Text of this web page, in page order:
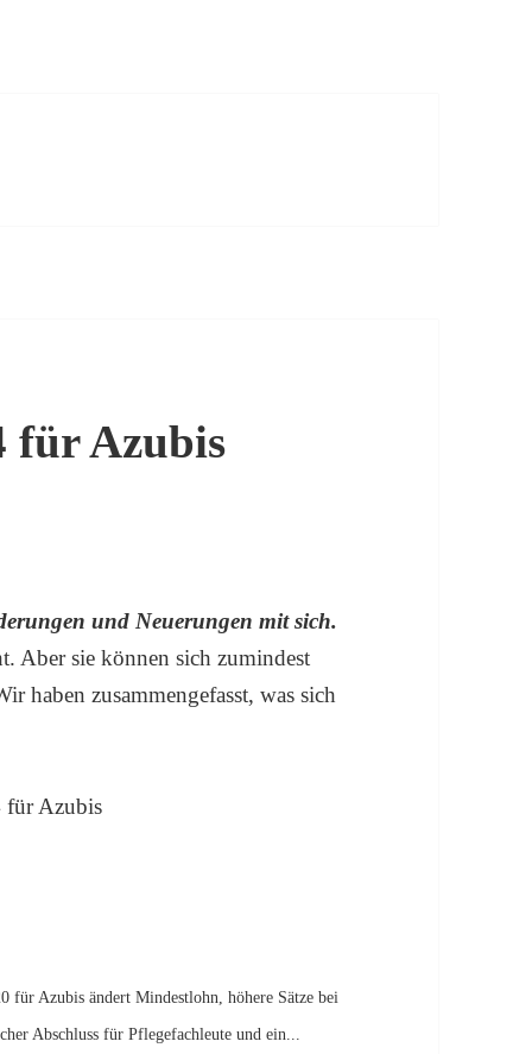
für Azubis
und Neuerungen mit sich.
Aber sie können sich zumindest
haben zusammengefasst, was sich
für Azubis ändert Mindestlohn, höhere Sätze bei
Abschluss für Pflegefachleute und ein...